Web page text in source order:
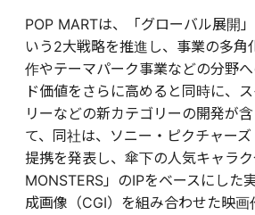
POP MARTは、「グローバル展開
いう2大戦略を推進し、事業の多角
作やテーマパーク事業などの分野
ド価値をさらに高めると同時に、
リーなどの新カテゴリーの開発が
て、同社は、ソニー・ピクチャー
提携を発表し、傘下の人気キャラ
MONSTERS」のIPをベースにした
成画像（CGI）を組み合わせた映